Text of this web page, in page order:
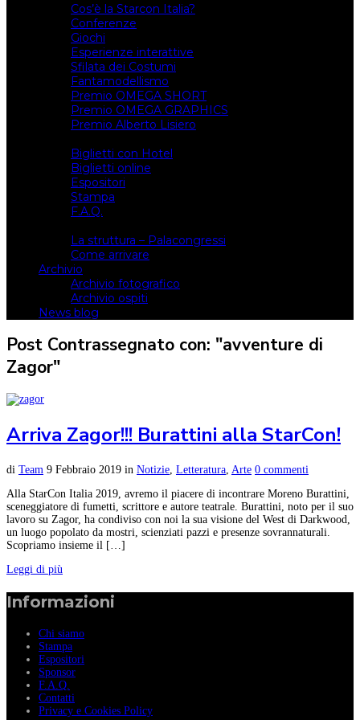
Cos’è la Starcon Italia?
Conferenze
Giochi
Esperienze interattive
Sfilata dei Costumi
Fantamodellismo
Premio OMEGA SHORT
Premio OMEGA GRAPHICS
Premio Alberto Lisiero
Biglietti con Hotel
Biglietti online
Espositori
Stampa
F.A.Q.
La struttura – Palacongressi
Come arrivare
Archivio
Archivio fotografico
Archivio ospiti
News blog
Post Contrassegnato con: "avventure di
Zagor"
Arriva Zagor!!! Burattini alla StarCon!
di Team 9 Febbraio 2019 in Notizie Letteratura Arte 0 commenti
Alla StarCon Italia 2019, avremo il piacere di incontrare Moreno Burattini,
sceneggiatore di fumetti, scrittore e autore teatrale. Burattini, noto per il suo
lavoro su Zagor, ha condiviso con noi la sua visione del West di Darkwood,
un luogo popolato da mostri, scienziati pazzi e presenze sovrannaturali.
Scopriamo insieme il […]
Leggi di più
Informazioni
Chi siamo
Stampa
Espositori
Sponsor
F.A.Q.
Contatti
Privacy e Cookies Policy